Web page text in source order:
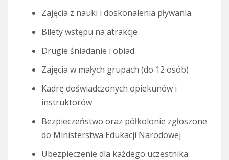
Zajęcia z nauki i doskonalenia pływania
Bilety wstępu na atrakcje
Drugie śniadanie i obiad ​
Zajęcia w małych grupach (do 12 osób)
Kadrę doświadczonych opiekunów i
instruktorów
​Bezpieczeństwo oraz półkolonie zgłoszone
do Ministerstwa Edukacji Narodowej
Ubezpieczenie dla każdego uczestnika